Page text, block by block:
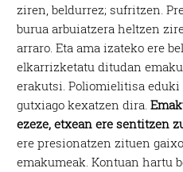
ziren, beldurrez; sufritzen.
burua arbuiatzera heltzen
arraro. Eta ama izateko ere
elkarrizketatu ditudan
erakutsi. Poliomielitisa
gutxiago kexatzen dira.
ezeze, etxean ere sentitzen
ere presionatzen zituen
emakumeak. Kontuan hartu